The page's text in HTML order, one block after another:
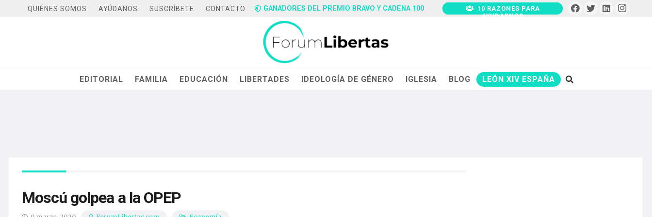
QUIÉNES SOMOS AYÚDANOS SUSCRÍBETE CONTACTO GANADORES DEL PREMIO BRAVO Y CADENA 100
10 RAZONES PARA
AYUDARNOS
EDITORIAL FAMILIA EDUCACIÓN LIBERTADES IDEOLOGÍA DE GÉNERO IGLESIA BLOG LEÓN XIV ESPAÑA
Moscú golpea a la OPEP